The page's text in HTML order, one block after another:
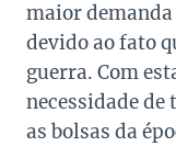
maior
devido ao fato
guerra. Com
necessidade
as bolsas da